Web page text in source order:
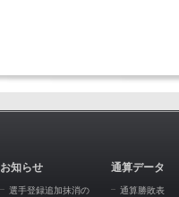
お知らせ
選手登録追加抹消の
通算データ
通算勝敗表